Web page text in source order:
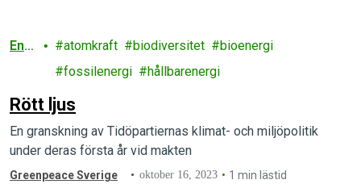
Ener
atomkraft biodiversitet
bioenergi
fossilenergi
hållbarenergi
Rött ljus
En granskning av Tidöpartiernas klimat- och miljöpolitik
under deras första år vid makten
Greenpeace Sverige oktober 16, 2023 1 min lästid